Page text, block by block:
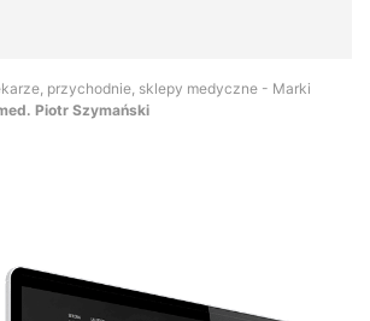
przychodnie, sklepy medyczne - Marki
Piotr Szymański